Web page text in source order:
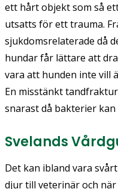
ett hårt objekt som så
utsatts för ett trauma.
sjukdomsrelaterade då
hundar får lättare att
vara att hunden inte vill
En misstänkt
snarast då bakterier
Svelands
Det kan ibland vara
djur till veterinär och